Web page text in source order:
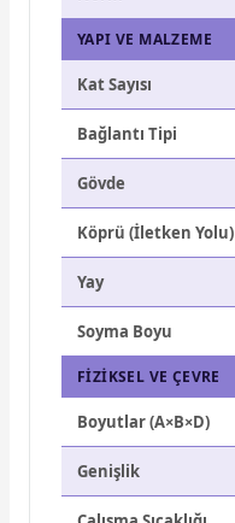
YAPI VE MALZEME
Kat Sayısı
Bağlantı Tipi
Gövde
Köprü (İletken Yolu)
Yay
Soyma Boyu
FIZIKSEL VE ÇEVRE
Boyutlar (A×B×D)
Genişlik